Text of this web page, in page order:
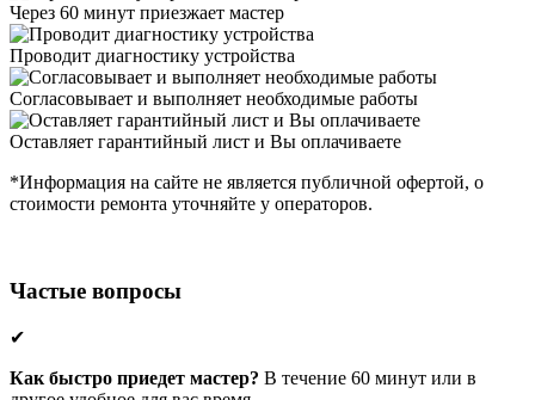
Через 60 минут приезжает мастер
Проводит диагностику устройства
Согласовывает и выполняет необходимые работы
Оставляет гарантийный лист и Вы оплачиваете
*Информация на сайте не является публичной офертой, о
стоимости ремонта уточняйте у операторов.
Частые вопросы
✔
Как быстро приедет мастер? В течение 60 минут или в